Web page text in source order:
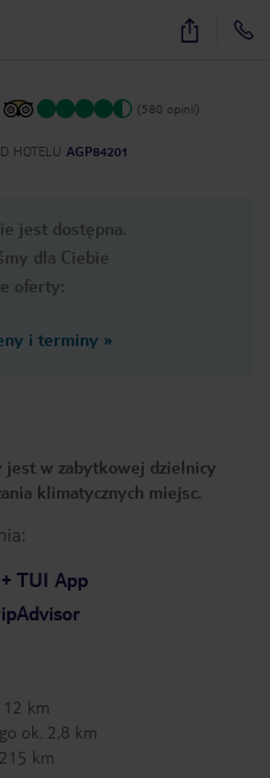
11
(580 opinii)
HOTELU AGP84201
jest dostępna.
dla Ciebie
oferty:
i terminy »
jest w zabytkowej dzielnicy
klimatycznych miejsc.
TUI App
12 km
ok. 2,8 km
km